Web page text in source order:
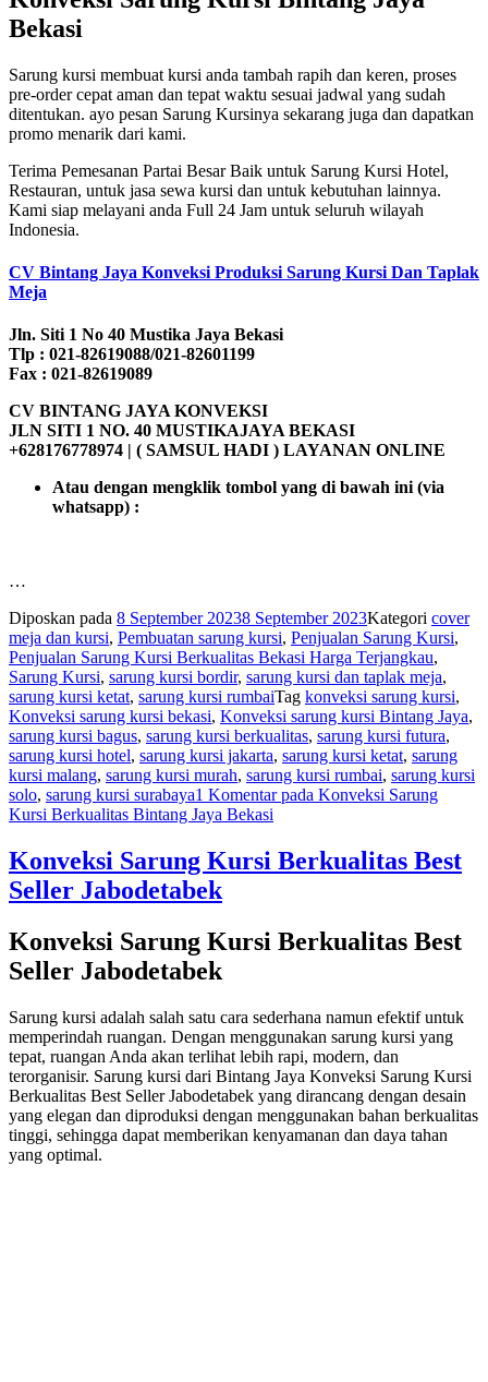
Bekasi
Sarung kursi membuat kursi anda tambah rapih dan keren, proses
pre-order cepat aman dan tepat waktu sesuai jadwal yang sudah
ditentukan. ayo pesan Sarung Kursinya sekarang juga dan dapatkan
promo menarik dari kami.
Terima Pemesanan Partai Besar Baik untuk Sarung Kursi Hotel,
Restauran, untuk jasa sewa kursi dan untuk kebutuhan lainnya.
Kami siap melayani anda Full 24 Jam untuk seluruh wilayah
Indonesia.
CV Bintang Jaya Konveksi Produksi Sarung Kursi Dan Taplak
Meja
Jln. Siti 1 No 40 Mustika Jaya Bekasi
Tlp : 021-82619088/021-82601199
Fax : 021-82619089
CV BINTANG JAYA KONVEKSI
JLN SITI 1 NO. 40 MUSTIKAJAYA BEKASI
+628176778974 | ( SAMSUL HADI ) LAYANAN ONLINE
Atau dengan mengklik tombol yang di bawah ini (via
whatsapp) :
…
Diposkan pada 8 September 20238 September 2023Kategori cover
meja dan kursi, Pembuatan sarung kursi, Penjualan Sarung Kursi,
Penjualan Sarung Kursi Berkualitas Bekasi Harga Terjangkau,
Sarung Kursi, sarung kursi bordir, sarung kursi dan taplak meja,
sarung kursi ketat, sarung kursi rumbaiTag konveksi sarung kursi,
Konveksi sarung kursi bekasi, Konveksi sarung kursi Bintang Jaya,
sarung kursi bagus, sarung kursi berkualitas, sarung kursi futura,
sarung kursi hotel, sarung kursi jakarta, sarung kursi ketat, sarung
kursi malang, sarung kursi murah, sarung kursi rumbai, sarung kursi
solo, sarung kursi surabaya1 Komentarpada Konveksi Sarung
Kursi Berkualitas Bintang Jaya Bekasi
Konveksi Sarung Kursi Berkualitas Best
Seller Jabodetabek
Konveksi Sarung Kursi Berkualitas Best
Seller Jabodetabek
Sarung kursi adalah salah satu cara sederhana namun efektif untuk
memperindah ruangan. Dengan menggunakan sarung kursi yang
tepat, ruangan Anda akan terlihat lebih rapi, modern, dan
terorganisir. Sarung kursi dari Bintang Jaya Konveksi Sarung Kursi
Berkualitas Best Seller Jabodetabek yang dirancang dengan desain
yang elegan dan diproduksi dengan menggunakan bahan berkualitas
tinggi, sehingga dapat memberikan kenyamanan dan daya tahan
yang optimal.